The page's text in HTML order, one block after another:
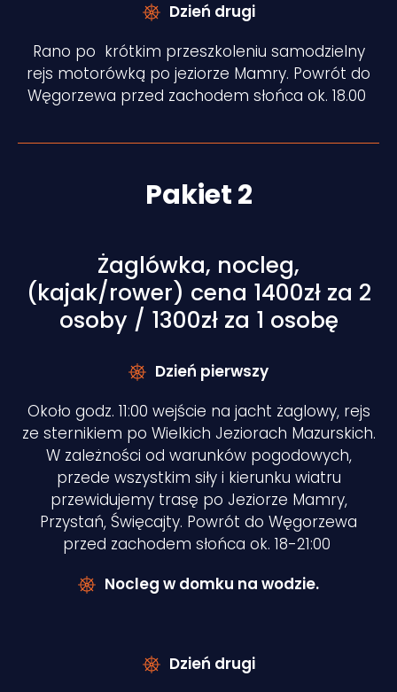
Dzień drugi
Rano po krótkim przeszkoleniu samodzielny
rejs motorówką po jeziorze Mamry. Powrót do
Węgorzewa przed zachodem słońca ok. 18.00
Pakiet 2
Żaglówka, nocleg,
(kajak/rower) cena 1400zł za 2
osoby / 1300zł za 1 osobę
Dzień pierwszy
Około godz. 11:00 wejście na jacht żaglowy, rejs
ze sternikiem po Wielkich Jeziorach Mazurskich.
W zależności od warunków pogodowych,
przede wszystkim siły i kierunku wiatru
przewidujemy trasę po Jeziorze Mamry,
Przystań, Święcajty. Powrót do Węgorzewa
przed zachodem słońca ok. 18-21:00
Nocleg w domku na wodzie.
Dzień drugi